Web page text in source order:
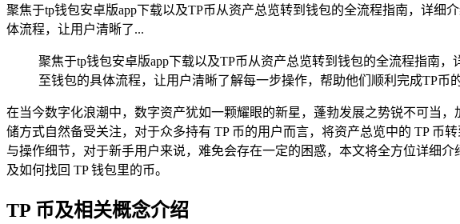
聚焦于tp钱包安卓版app下载以及TP币从资产总览转到钱包的全流程指南，详
体流程，让用户清晰了...
聚焦于tp钱包安卓版app下载以及TP币从资产总览转到钱包的全流程指南
至钱包的具体流程，让用户清晰了解每一步操作，帮助他们顺利完成TP币
在当今数字化浪潮中，数字资产犹如一颗耀眼的新星，蓬勃发展之势锐不可当，
储方式自然备受关注，对于众多持有 TP 币的用户而言，将资产总览中的 TP 币转
与操作细节，对于新手用户来说，难免会存在一定的困惑，本文将全方位详细
及如何找回 TP 钱包里的币。
TP 币及相关概念介绍